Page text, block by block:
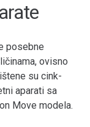
posebne
ovisno
su cink-
aparati sa
Move modela.